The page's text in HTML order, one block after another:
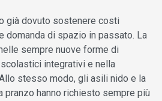
già dovuto sostenere costi
domanda di spazio in passato. La
sempre nuove forme di
integrativi e nella
stesso modo, gli asili nido e la
pranzo hanno richiesto sempre più